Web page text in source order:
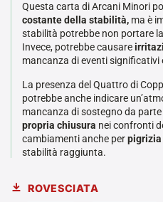
Questa carta di Arcani Minori
costante della stabilità, ma è
stabilità potrebbe non portare
Invece, potrebbe causare
mancanza di eventi
La presenza del Quattro di
potrebbe anche indicare
mancanza di sostegno da
propria chiusura nei confronti
cambiamenti anche perpigrizia
stabilità raggiunta.
ROVESCIATA